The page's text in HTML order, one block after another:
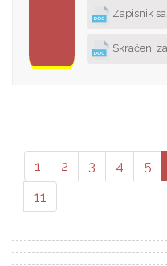
Zapisnik
Skraćeni
1 2 3 4 5
11